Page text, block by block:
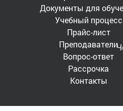
Документы для
Учебный процесс
Прайс-лист
Преподаватели
Вопрос-ответ
Рассрочка
Контакты